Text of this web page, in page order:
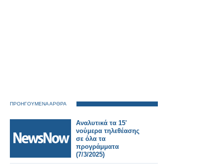
ΠΡΟΗΓΟΥΜΕΝΑ ΑΡΘΡΑ
Αναλυτικά τα 15'
νούμερα τηλεθέασης
σε όλα τα
προγράμματα
(7/3/2025)